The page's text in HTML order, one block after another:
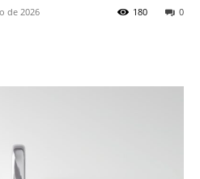
de 2026 0
180